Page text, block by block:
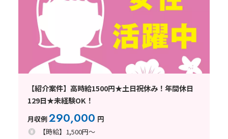
【紹介案件】高時給1500円★土日祝休み！年間休日
129日★未経験OK！
月収例290,000 円
【時給】1,500円～